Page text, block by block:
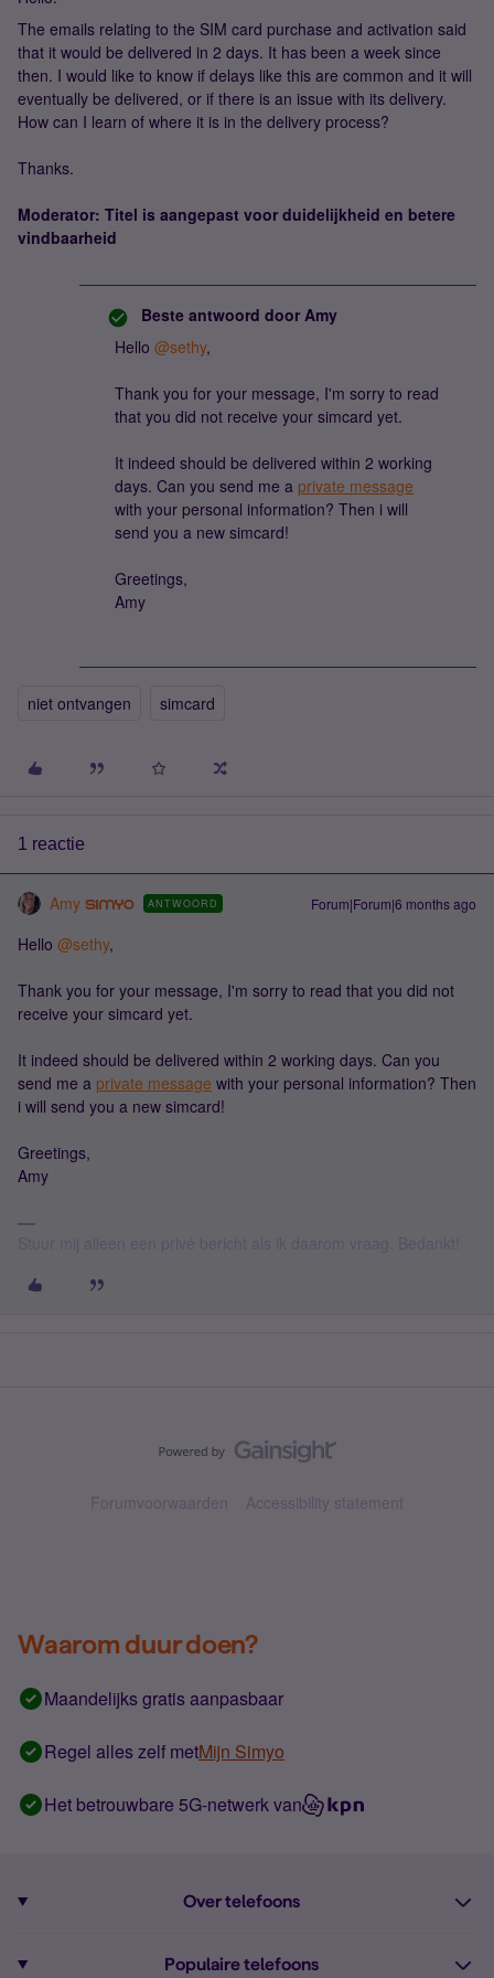
The emails relating to the SIM card purchase and activation said
that it would be delivered in 2 days. It has been a week since
then. I would like to know if delays like this are common and it will
eventually be delivered, or if there is an issue with its delivery.
How can I learn of where it is in the delivery process?
Thanks.
Moderator: Titel is aangepast voor duidelijkheid en betere
vindbaarheid
Beste antwoord door Amy
Hello ​ @sethy,
Thank you for your message, I'm sorry to read
that you did not receive your simcard yet.
It indeed should be delivered within 2 working
days. Can you send me a private message
with your personal information? Then i will
send you a new simcard!
Greetings,
Amy
niet ontvangen simcard
1 reactie
Amy ANTWOORD Forum|Forum|6 months ago
Hello ​ @sethy,
Thank you for your message, I'm sorry to read that you did not
receive your simcard yet.
It indeed should be delivered within 2 working days. Can you
send me a private message with your personal information? Then
i will send you a new simcard!
Greetings,
Amy
Forumvoorwaarden Accessibility statement
Waarom duur doen?
Maandelijks gratis aanpasbaar
Regel alles zelf metMijn Simyo
Het betrouwbare 5G-netwerk van
Over telefoons
Populaire telefoons